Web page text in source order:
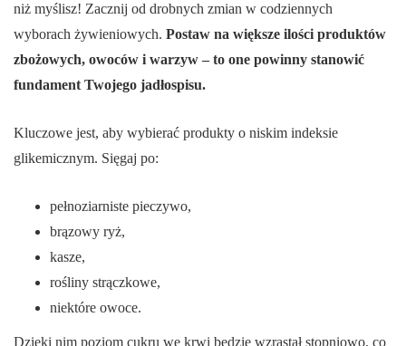
niż myślisz! Zacznij od drobnych zmian w codziennych
wyborach żywieniowych. Postaw na większe ilości produktów
zbożowych, owoców i warzyw – to one powinny stanowić
fundament Twojego jadłospisu.
Kluczowe jest, aby wybierać produkty o niskim indeksie
glikemicznym. Sięgaj po:
pełnoziarniste pieczywo,
brązowy ryż,
kasze,
rośliny strączkowe,
niektóre owoce.
Dzięki nim poziom cukru we krwi będzie wzrastał stopniowo, co